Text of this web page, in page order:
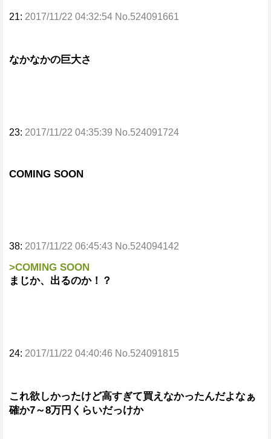
21: 2017/11/22 04:32:54 No.524091661
なかなかの巨大さ
23: 2017/11/22 04:35:39 No.524091724
COMING SOON
38: 2017/11/22 06:45:43 No.524094142
>COMING SOON
まじか、出るのか！？
24: 2017/11/22 04:40:46 No.524091815
これ欲しかったけど高すぎて買えなかったんだよなぁ
確か7～8万円くらいだっけか